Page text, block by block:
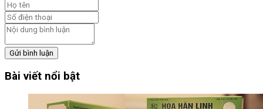
Gửi bình luận
Bài viết nổi bật